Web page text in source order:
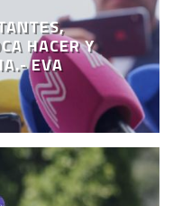
HACER Y
EVA